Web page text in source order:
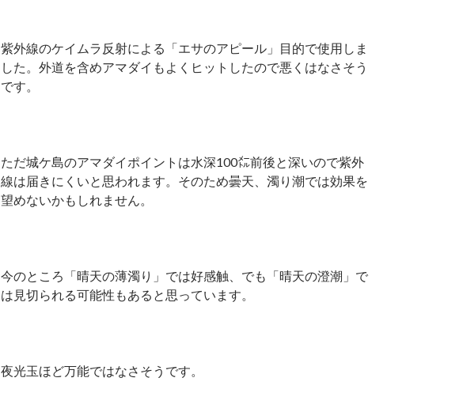
紫外線のケイムラ反射による「エサのアピール」目的で使用しま
した。外道を含めアマダイもよくヒットしたので悪くはなさそう
です。
ただ城ケ島のアマダイポイントは水深100㍍前後と深いので紫外
線は届きにくいと思われます。そのため曇天、濁り潮では効果を
望めないかもしれません。
今のところ「晴天の薄濁り」では好感触、でも「晴天の澄潮」で
は見切られる可能性もあると思っています。
夜光玉ほど万能ではなさそうです。